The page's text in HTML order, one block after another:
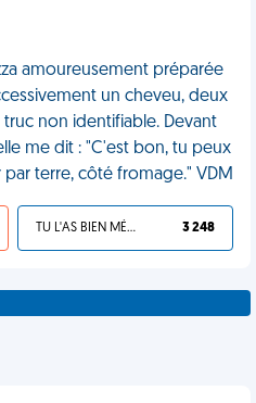
amoureusement préparée
un cheveu, deux
non identifiable. Devant
me dit : "C'est bon, tu peux
terre, côté fromage." VDM
TU L'AS BIEN MÉRITÉ 3 248